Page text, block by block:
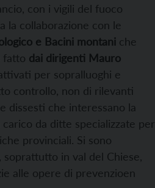
con i vigili del fuoco
la collaborazione con le
e Bacini montani che
fatto dai dirigenti Mauro
per sopralluoghi e
controllo, non di rilevanti
dissesti che interessano la
da ditte specializzate per
provinciali. Si sono
in val del Chiese,
alle opere di prevenzioen